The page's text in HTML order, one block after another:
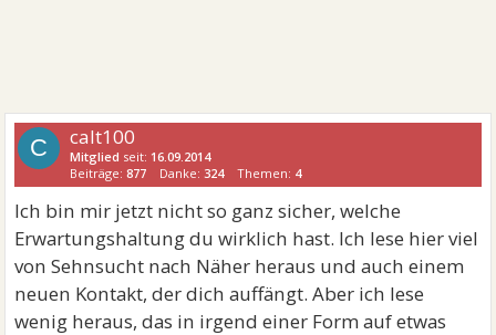
C calt100
Mitglied seit: 16.09.2014
Beiträge:877 Danke:324 Themen: 4
Ich bin mir jetzt nicht so ganz sicher, welche
Erwartungshaltung du wirklich hast. Ich lese hier viel
von Sehnsucht nach Näher heraus und auch einem
neuen Kontakt, der dich auffängt. Aber ich lese
wenig heraus, das in irgend einer Form auf etwas